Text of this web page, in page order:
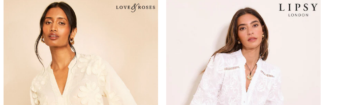
JoJo Maman Bebe
adidas
smALLSAINTS
Paw Patrol
Lilo & Stitch
Dresses